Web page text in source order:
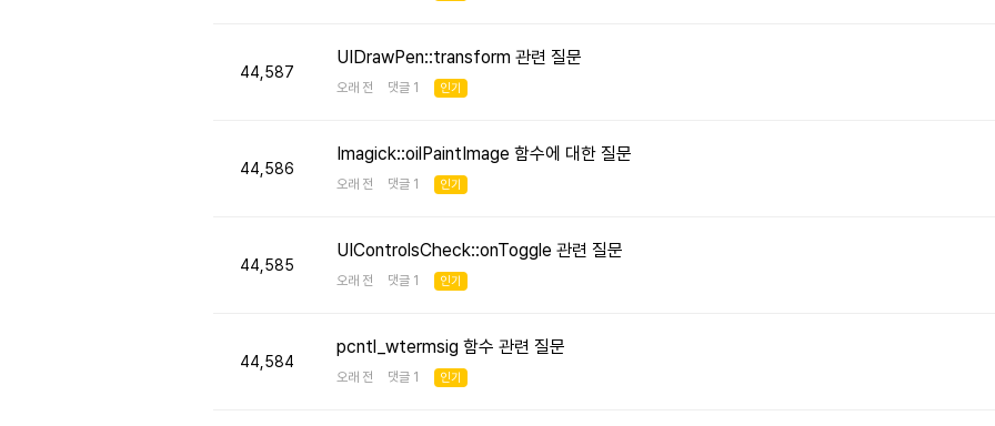
44,587
UIDrawPen::transform 관련 질문
오래 전 댓글 1 인기
44,586
Imagick::oilPaintImage 함수에 대한 질문
오래 전 댓글 1 인기
44,585
UIControlsCheck::onToggle 관련 질문
오래 전 댓글 1 인기
44,584
pcntl_wtermsig 함수 관련 질문
오래 전 댓글 1 인기